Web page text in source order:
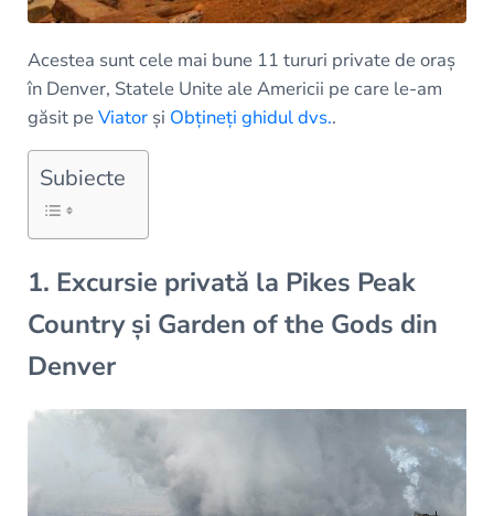
Acestea sunt cele mai bune 11 tururi private de oraș
în Denver, Statele Unite ale Americii pe care le-am
găsit peViatorși Obțineți ghidul dvs..
Subiecte
1. Excursie privată la Pikes Peak
Country și Garden of the Gods din
Denver